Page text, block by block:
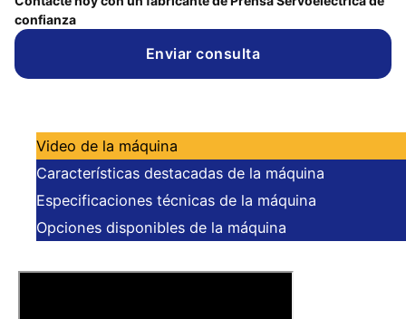
confianza
Enviar consulta
Video de la máquina
Características destacadas de la máquina
Especificaciones técnicas de la máquina
Opciones disponibles de la máquina